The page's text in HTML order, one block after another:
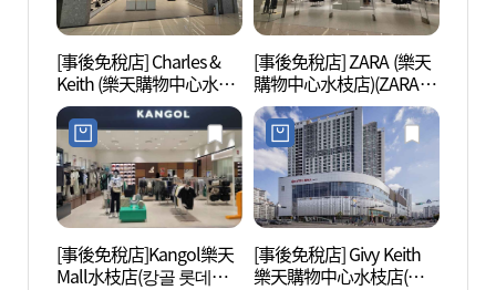
[事後免稅店] Charles &
Keith (樂天購物中心水枝
店)(찰스앤키스 롯데몰 수
지점)
[事後免稅店] ZARA (樂天
購物中心水枝店)(ZARA 롯
데몰 수지점)
[事後免稅店]Kangol樂天
Mall水枝店(캉골 롯데몰
[事後免稅店] Givy Keith
樂天購物中心水枝店(기